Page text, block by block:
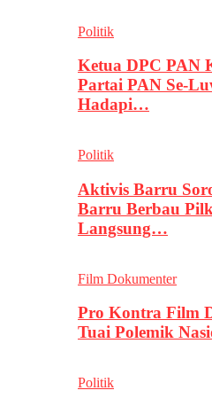
Politik
Ketua DPC PAN
Partai PAN Se-
Hadapi…
Politik
Aktivis Barru
Barru Berbau
Langsung…
Film Dokumenter
Pro Kontra Film
Tuai Polemik
Politik